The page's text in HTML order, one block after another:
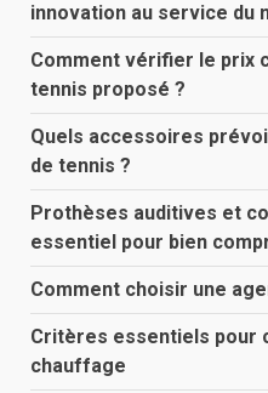
innovation au service du
Comment vérifier le prix
tennis proposé ?
Quels accessoires
de tennis ?
Prothèses auditives et
essentiel pour bien
Comment choisir une
Critères essentiels pour
chauffage